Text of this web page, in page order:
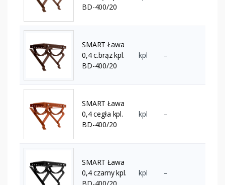
BD-400/20
SMART Ława
0,4 c.brąz kpl.
BD-400/20
kpl –
SMART Ława
0,4 cegła kpl.
BD-400/20
kpl –
SMART Ława
0,4 czarny kpl.
kpl –